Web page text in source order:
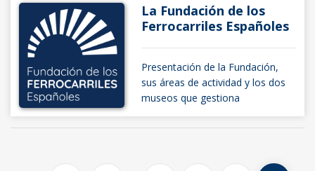
La Fundación de los
Ferrocarriles Españoles
Presentación de la Fundación,
sus áreas de actividad y los dos
museos que gestiona